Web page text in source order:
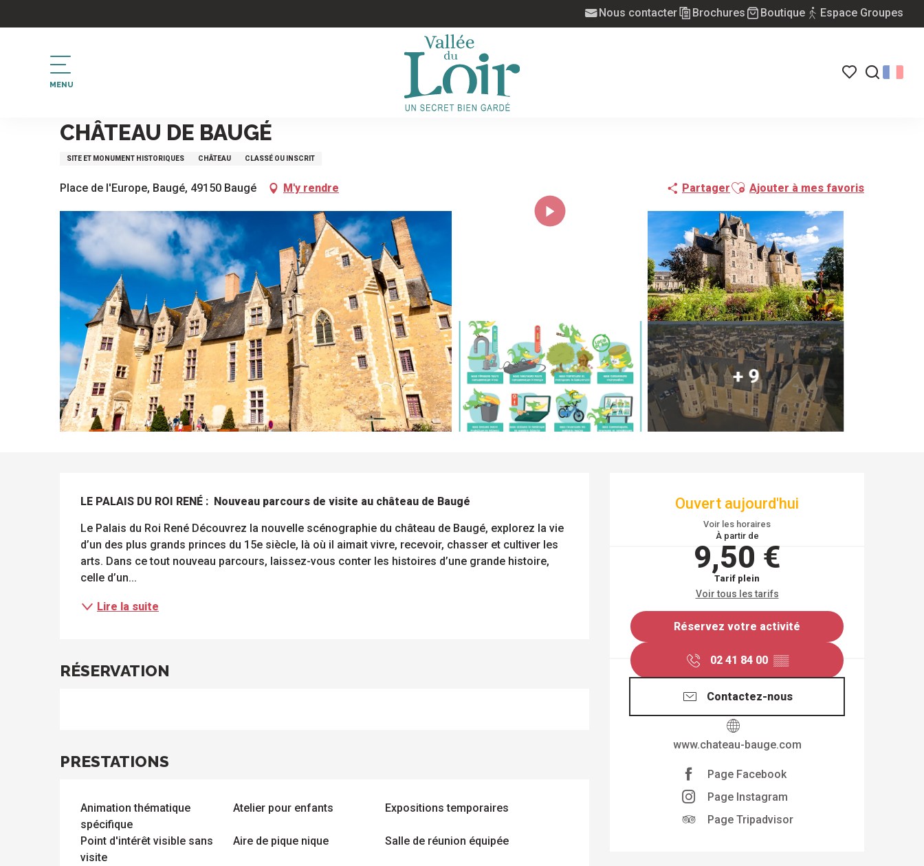
au
Nous contacter Brochures Boutique Espace Groupes
MENU
Toutes
les
activités
Accueil
CHÂTEAU DE BAUGÉ
SITE ET MONUMENT HISTORIQUES CHÂTEAU CLASSÉ OU INSCRIT
Place de l'Europe, Baugé, 49150 Baugé M'y rendre PartagerAjouter aux favoris
Ajouter à mes favoris
+ 9
OUVERTURE ET
Ouvert aujourd'hui
Voir les horaires
À partir de
9,50 €
Tarif plein
Voir tous les tarifs
Réservez votre activité
02 41 84 00 ▒▒
Contactez-nous
www.chateau-bauge.com
Page Facebook
Page Instagram
Page Tripadvisor
DESCRIPTION
LE PALAIS DU ROI RENÉ :  Nouveau parcours de visite au château de Baugé
Le Palais du Roi René Découvrez la nouvelle scénographie du château de Baugé, explorez la vie
d’un des plus grands princes du 15e siècle, là où il aimait vivre, recevoir, chasser et cultiver les
arts. Dans ce tout nouveau parcours, laissez-vous conter les histoires d’une grande histoire,
celle d’un...
Lire la suite
RÉSERVATION
PRESTATIONS
Animation thématique
spécifique
Atelier pour enfants Expositions temporaires
Point d'intérêt visible sans
visite
Aire de pique nique Salle de réunion équipée